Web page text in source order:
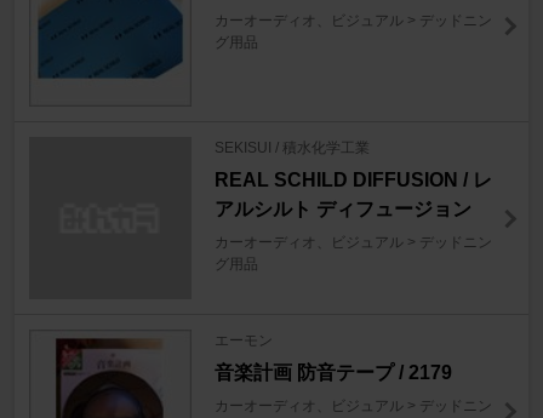
カーオーディオ、ビジュアル > デッドニン
グ用品
SEKISUI / 積水化学工業
REAL SCHILD DIFFUSION / レ
アルシルト ディフュージョン
カーオーディオ、ビジュアル > デッドニン
グ用品
エーモン
音楽計画 防音テープ / 2179
カーオーディオ、ビジュアル > デッドニン